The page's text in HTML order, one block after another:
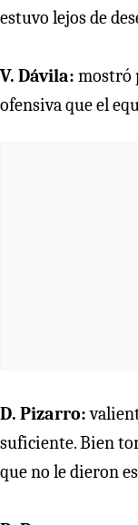
estuvo lejos de
V. Dávila: mostró
ofensiva que el
D. Pizarro:
suficiente. Bien
que no le dieron